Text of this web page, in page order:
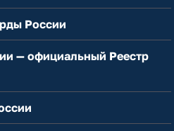
России
— официальный Реестр